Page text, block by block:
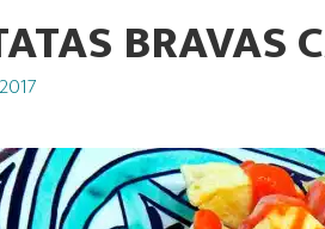
BRAVAS